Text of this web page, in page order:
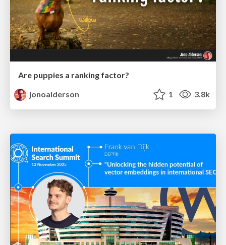
Are puppies a ranking factor?
jonoalderson
1 3.8k